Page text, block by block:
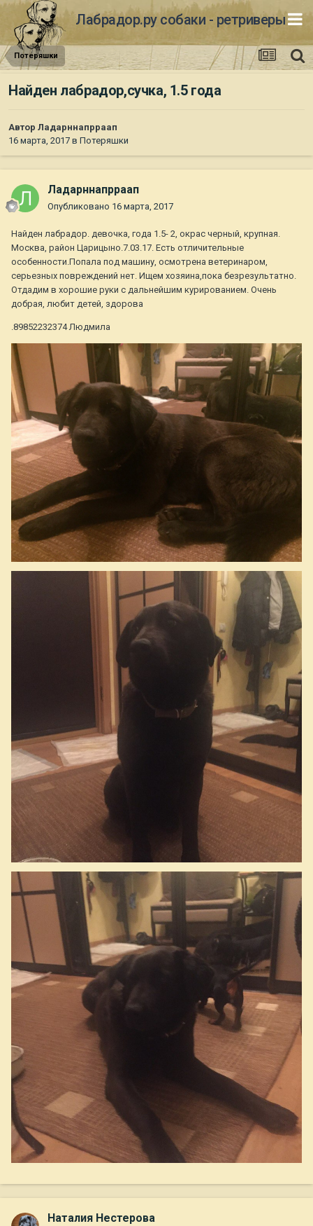
Лабрадор.ру собаки - ретриверы
Потеряшки
Найден лабрадор,сучка, 1.5 года
Автор Ладарннапрраап
16 марта, 2017 в Потеряшки
Ладарннапрраап
Опубликовано 16 марта, 2017
Найден лабрадор. девочка, года 1.5- 2, окрас черный, крупная.
Москва, район Царицыно.7.03.17. Есть отличительные
особенности.Попала под машину, осмотрена ветеринаром,
серьезных повреждений нет. Ищем хозяина,пока безрезультатно.
Отдадим в хорошие руки с дальнейшим курированием. Очень
добрая, любит детей, здорова
.89852232374 Людмила
Наталия Нестерова